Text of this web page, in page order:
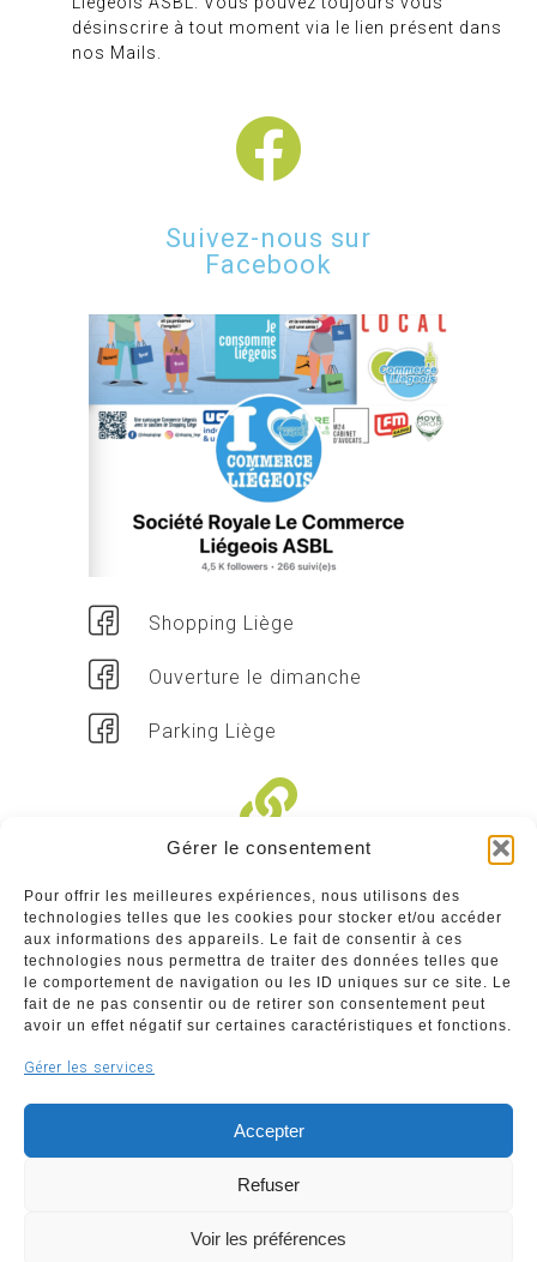
Gérer le consentement
Pour offrir les meilleures expériences, nous utilisons des
technologies telles que les cookies pour stocker et/ou accéder
aux informations des appareils. Le fait de consentir à ces
technologies nous permettra de traiter des données telles que
le comportement de navigation ou les ID uniques sur ce site. Le
fait de ne pas consentir ou de retirer son consentement peut
avoir un effet négatif sur certaines caractéristiques et fonctions.
Gérer les services
Accepter
Refuser
Voir les préférences
désinscrire à tout moment via le lien présent dans
nos Mails.
Suivez-nous sur
Facebook
Shopping Liège
Ouverture le dimanche
Parking Liège
Commerçants
Annuaire des commerçants : insérez gratuitement
votre activité dans notre annuaire sur notre site ci-
dessous
Copyright © 2026 Société Royale Le Commerce Liégeois